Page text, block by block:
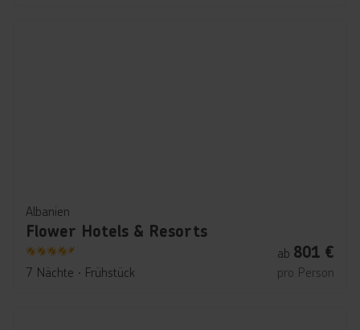
Albanien
Flower Hotels & Resorts
4.5
7 Nächte ∙ Frühstück
ab 801 €
pro Person